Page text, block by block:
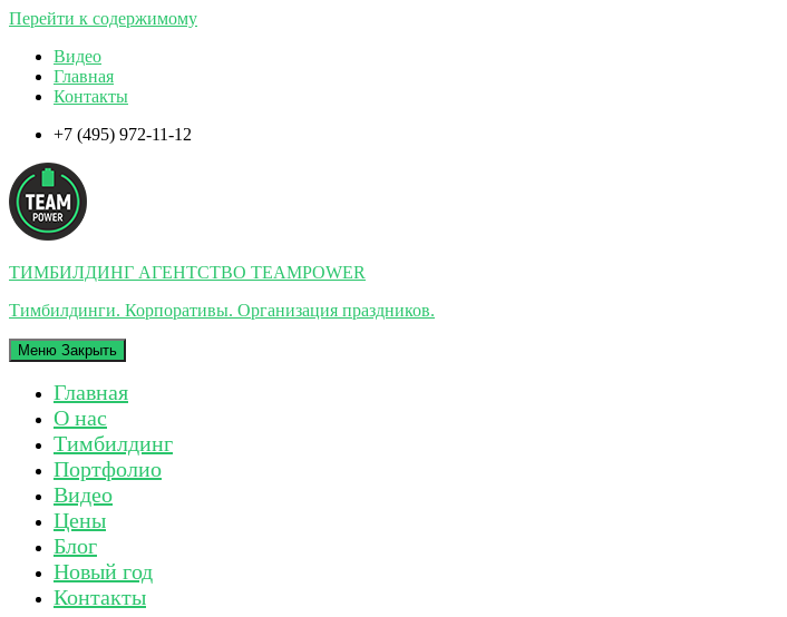
Перейти к содержимому
Видео
Главная
Контакты
+7 (495) 972-11-12
ТИМБИЛДИНГ АГЕНТСТВО TEAMPOWER
Тимбилдинги. Корпоративы. Организация праздников.
Меню Закрыть
Главная
О нас
Тимбилдинг
Портфолио
Видео
Цены
Блог
Новый год
Контакты